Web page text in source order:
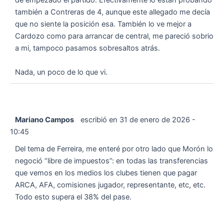
también a Contreras de 4, aunque este allegado me decía
que no siente la posición esa. También lo ve mejor a
Cardozo como para arrancar de central, me pareció sobrio
a mi, tampoco pasamos sobresaltos atrás.
Nada, un poco de lo que vi.
Mariano Campos escribió en 31 de enero de 2026 -
10:45
Del tema de Ferreira, me enteré por otro lado que Morón lo
negoció “libre de impuestos”: en todas las transferencias
que vemos en los medios los clubes tienen que pagar
ARCA, AFA, comisiones jugador, representante, etc, etc.
Todo esto supera el 38% del pase.